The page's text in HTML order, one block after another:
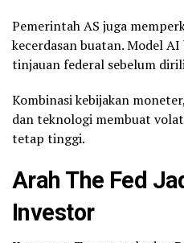
Pemerintah AS juga
kecerdasan buatan. Model
tinjauan federal sebelum
Kombinasi kebijakan
dan teknologi membuat
tetap tinggi.
Arah The Fed
Investor